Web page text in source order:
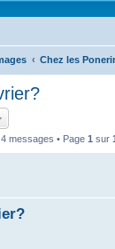
Chez les
4 messages • Page 1 sur